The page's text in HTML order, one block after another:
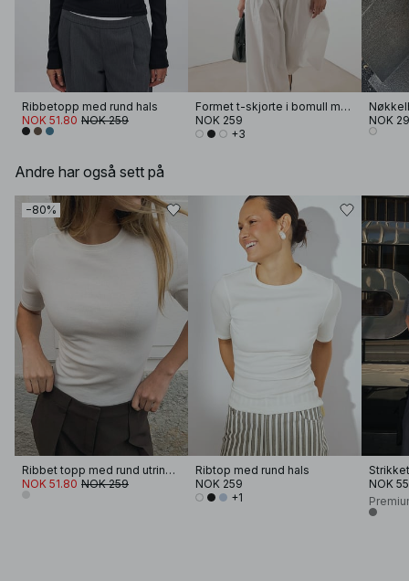
Ribbetopp med rund hals
NOK 51.80 NOK 259
Formet t-skjorte i bomull med traktformet hals
NOK 259
+3
NOK
Andre har også sett på
−80%
Ribbet topp med rund utringning
NOK 51.80 NOK 259
Ribtop med rund hals
NOK 259
+1
NOK